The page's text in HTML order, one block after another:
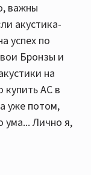
важны
акустика-
успех по
Бронзы и
на
купить АС в
уже потом,
ума... Лично я,